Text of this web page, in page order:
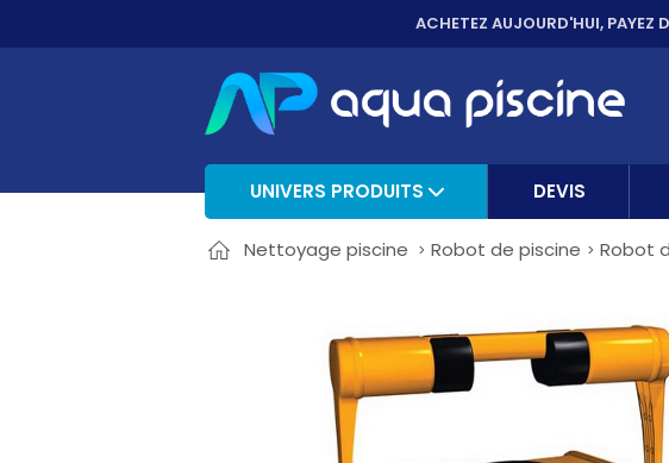
ACHETEZ AUJOURD'HUI, PAYEZ
UNIVERS PRODUITS DEVIS
Nettoyage piscine Robot de piscine Robot